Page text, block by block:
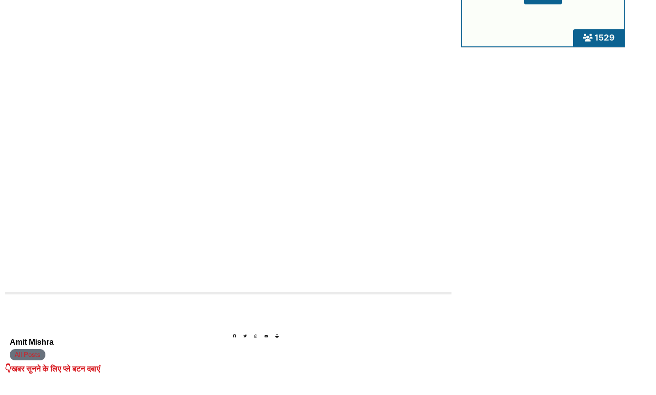
Amit Mishra
All Posts
👇खबर सुनने के लिए प्ले बटन दबाएं
1529